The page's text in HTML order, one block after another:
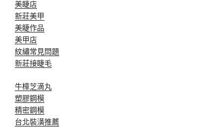
美睫店
新莊美甲
美睫作品
美甲店
紋繡常見問題
新莊接睫毛
牛樟芝滴丸
塑膠鋼模
精密鋼模
台北裝潢推薦